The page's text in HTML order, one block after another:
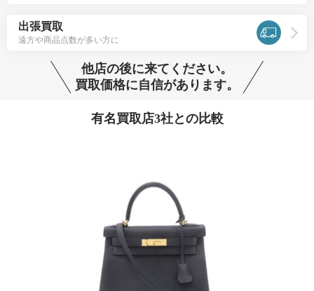
出張買取
遠方や商品点数が多い方に
他店の後に来てください。
買取価格に自信があります。
有名買取店3社との比較